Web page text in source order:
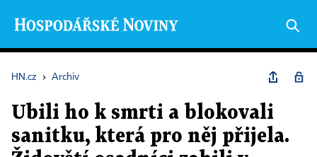
HN.cz › Archiv
Ubili ho k smrti a blokovali
sanitku, která pro něj přijela.